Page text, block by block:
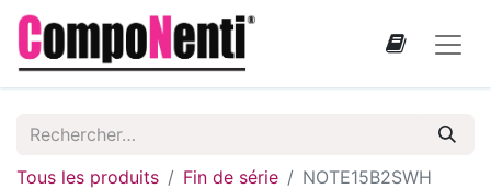
Tous les produits Fin de série NOTE15B2SWH